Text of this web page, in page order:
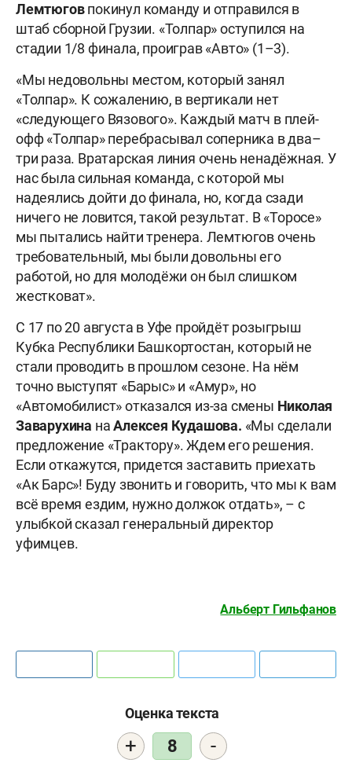
Лемтюговпокинул команду и отправился в
штаб сборной Грузии. «Толпар» оступился на
стадии 1/8 финала, проиграв «Авто» (1–3).
«Мы недовольны местом, который занял
«Толпар». К сожалению, в вертикали нет
«следующего Вязового». Каждый матч в плей-
офф «Толпар» перебрасывал соперника в два–
три раза. Вратарская линия очень ненадёжная. У
нас была сильная команда, с которой мы
надеялись дойти до финала, но, когда сзади
ничего не ловится, такой результат. В «Торосе»
мы пытались найти тренера. Лемтюгов очень
требовательный, мы были довольны его
работой, но для молодёжи он был слишком
жестковат».
С 17 по 20 августа в Уфе пройдёт розыгрыш
Кубка Республики Башкортостан, который не
стали проводить в прошлом сезоне. На нём
точно выступят «Барыс» и «Амур», но
«Автомобилист» отказался из-за смены Николая
Заварухина наАлексея Кудашова. «Мы сделали
предложение «Трактору». Ждем его решения.
Если откажутся, придется заставить приехать
«Ак Барс»! Буду звонить и говорить, что мы к вам
всё время ездим, нужно должок отдать», – с
улыбкой сказал генеральный директор
уфимцев.
Альберт Гильфанов
Оценка текста
+ 8 -